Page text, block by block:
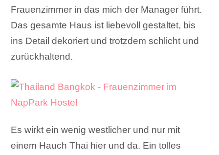
Frauenzimmer in das mich der Manager führt.
Das gesamte Haus ist liebevoll gestaltet, bis
ins Detail dekoriert und trotzdem schlicht und
zurückhaltend.
Es wirkt ein wenig westlicher und nur mit
einem Hauch Thai hier und da. Ein tolles